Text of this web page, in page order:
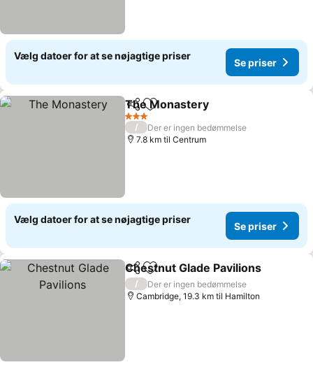
Vælg datoer for at se nøjagtige priser
Se priser
Del Føj til favoritter
The Monastery
3 Stjerner
/
Der er ingen bedømmelse
7.8 km til Centrum
Vælg datoer for at se nøjagtige priser
Se priser
Del Føj til favoritter
Chestnut Glade Pavilions
/
Der er ingen bedømmelse
Cambridge, 19.3 km til Hamilton